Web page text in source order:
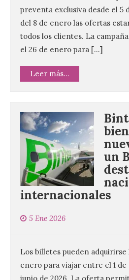
preventa exclusiva desde el 5
del 8 de enero las ofertas
todos los clientes. La
el 26 de enero para […]
Leer más...
un
internacionales
5 Ene 2026
Los billetes pueden adquirirse
enero para viajar entre el 1 de
Vuelve la tradicional
de Dulces del
Gradefes
7 Ago 2026
monasterio
de Santa María la
Gradefes.
imprescindible para disfrutar